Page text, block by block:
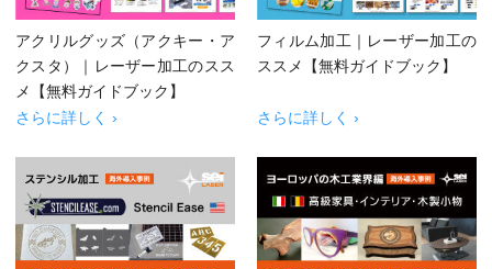
アクリルグッズ（アクキー・ア
クスタ）｜レーザー加工のスス
メ【無料ガイドブック】
さらに詳しく ›
フィルム加工｜レーザー加工の
ススメ【無料ガイドブック】
さらに詳しく ›